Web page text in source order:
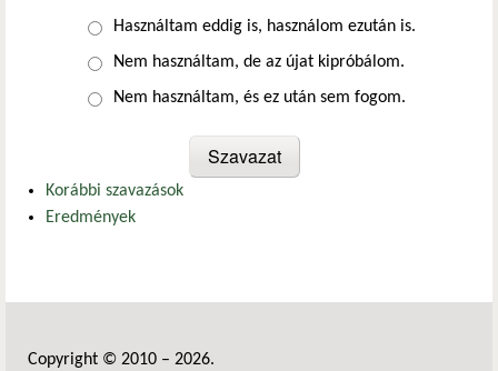
Választások
Használtam eddig is, használom ezután is.
Nem használtam, de az újat kipróbálom.
Nem használtam, és ez után sem fogom.
Korábbi szavazások
Eredmények
Copyright © 2010 – 2026.